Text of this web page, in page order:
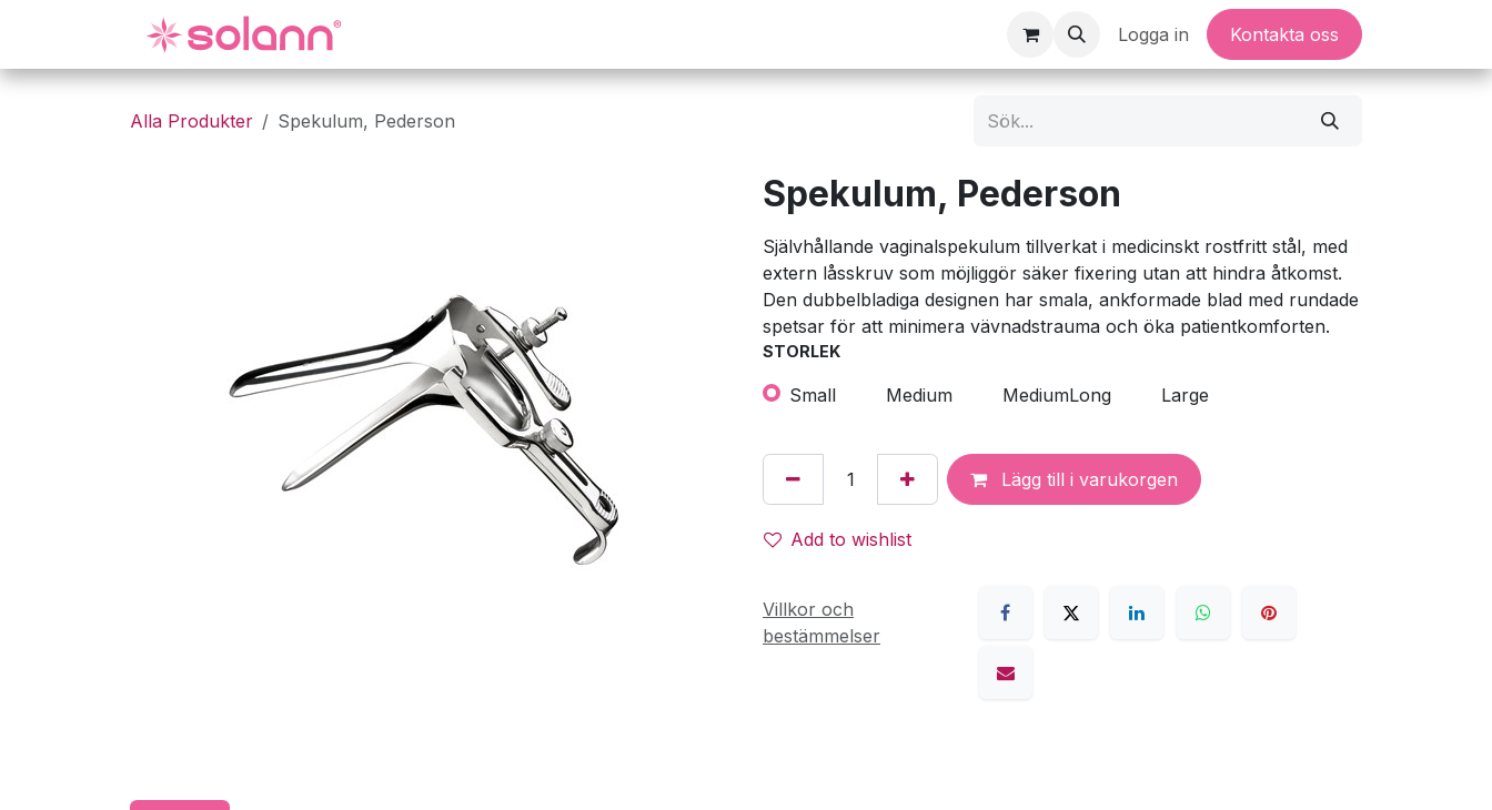
Logga in Kontakta oss
Alla Produkter Spekulum, Pederson
Spekulum, Pederson
Självhållande vaginalspekulum tillverkat i medicinskt rostfritt stål, med
extern låsskruv som möjliggör säker fixering utan att hindra åtkomst.
Den dubbelbladiga designen har smala, ankformade blad med rundade
spetsar för att minimera vävnadstrauma och öka patientkomforten.
STORLEK
Small Medium MediumLong Large
Lägg till i varukorgen
Add to wishlist
Villkor och
bestämmelser